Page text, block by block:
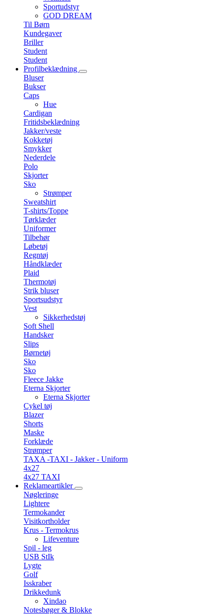
Sportudstyr
GOD DREAM
Til Børn
Kundegaver
Briller
Student
Student
Profilbeklædning
Bluser
Bukser
Caps
Hue
Cardigan
Fritidsbeklædning
Jakker/veste
Kokketøj
Smykker
Nederdele
Polo
Skjorter
Sko
Strømper
Sweatshirt
T-shirts/Toppe
Tørklæder
Uniformer
Tilbehør
Løbetøj
Regntøj
Håndklæder
Plaid
Thermotøj
Strik bluser
Sportsudstyr
Vest
Sikkerhedstøj
Soft Shell
Handsker
Slips
Børnetøj
Sko
Sko
Fleece Jakke
Eterna Skjorter
Eterna Skjorter
Cykel tøj
Blazer
Shorts
Maske
Forklæde
Strømper
TAXA -TAXI - Jakker - Uniform
4x27
4x27 TAXI
Reklameartikler
Nøgleringe
Lightere
Termokander
Visitkortholder
Krus - Termokrus
Lifeventure
Spil - leg
USB StIk
Lygte
Golf
Isskraber
Drikkedunk
Xindao
Notesbøger & Blokke